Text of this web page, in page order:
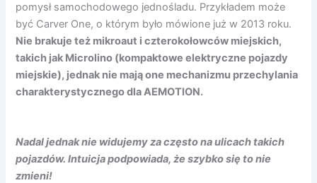
pomysł samochodowego jednośladu. Przykładem może
być Carver One, o którym było mówione już w 2013 roku.
Nie brakuje też mikroaut i czterokołowców miejskich,
takich jak Microlino (kompaktowe elektryczne pojazdy
miejskie), jednak nie mają one mechanizmu przechylania
charakterystycznego dla AEMOTION.
Nadal jednak nie widujemy za często na ulicach takich
pojazdów. Intuicja podpowiada, że szybko się to nie
zmieni!